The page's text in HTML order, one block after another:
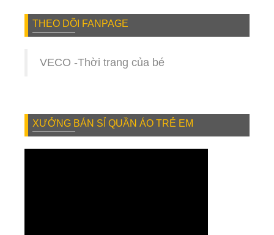
THEO DÕI FANPAGE
VECO -Thời trang của bé
XƯỞNG BÁN SỈ QUẦN ÁO TRẺ EM